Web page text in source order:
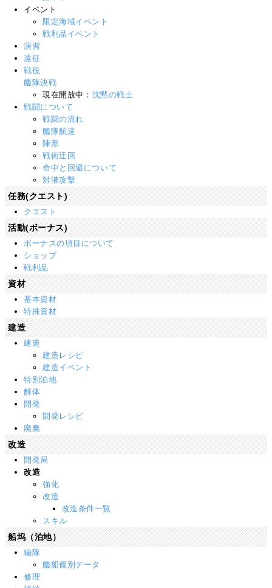
イベント
限定海域イベント
戦利品イベント
演習
遠征
戦役
艦隊決戦
現在開放中： 沈黙の戦士
戦闘について
戦闘の流れ
艦隊航速
陣形
戦術迂回
命中と回避について
対潜攻撃
任務(クエスト)
クエスト
活動(ボーナス)
ボーナスの項目について
ショップ
戦利品
資材
基本資材
特殊資材
建造
建造
建造レシピ
建造イベント
特別泊地
解体
開発
開発レシピ
廃棄
改造
開発局
改造
強化
改造
改造条件一覧
スキル
船坞（泊地）
編隊
艦船個別データ
修理